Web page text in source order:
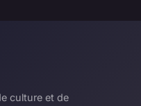
culture et de